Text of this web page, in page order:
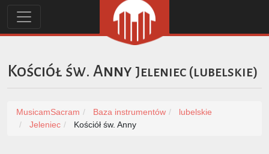
Kościół św. Anny Jeleniec (lubelskie)
MusicamSacram Baza instrumentów
lubelskie
Jeleniec
Kościół św. Anny